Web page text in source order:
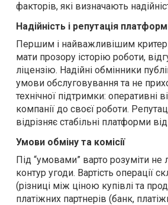
факторів, які визначають
Надійність і репутація
Першим і найважливішим
мати прозору історію роботи,
ліцензію. Надійні обмінники
умови обслуговування та не
технічної підтримки: оперативні
компанії до своєї роботи.
відрізняє стабільні платформи
Умови обміну та комісії
Під “умовами” варто розуміти
контур угоди. Вартість операції
(різниці між ціною купівлі та
платіжних партнерів (банк,